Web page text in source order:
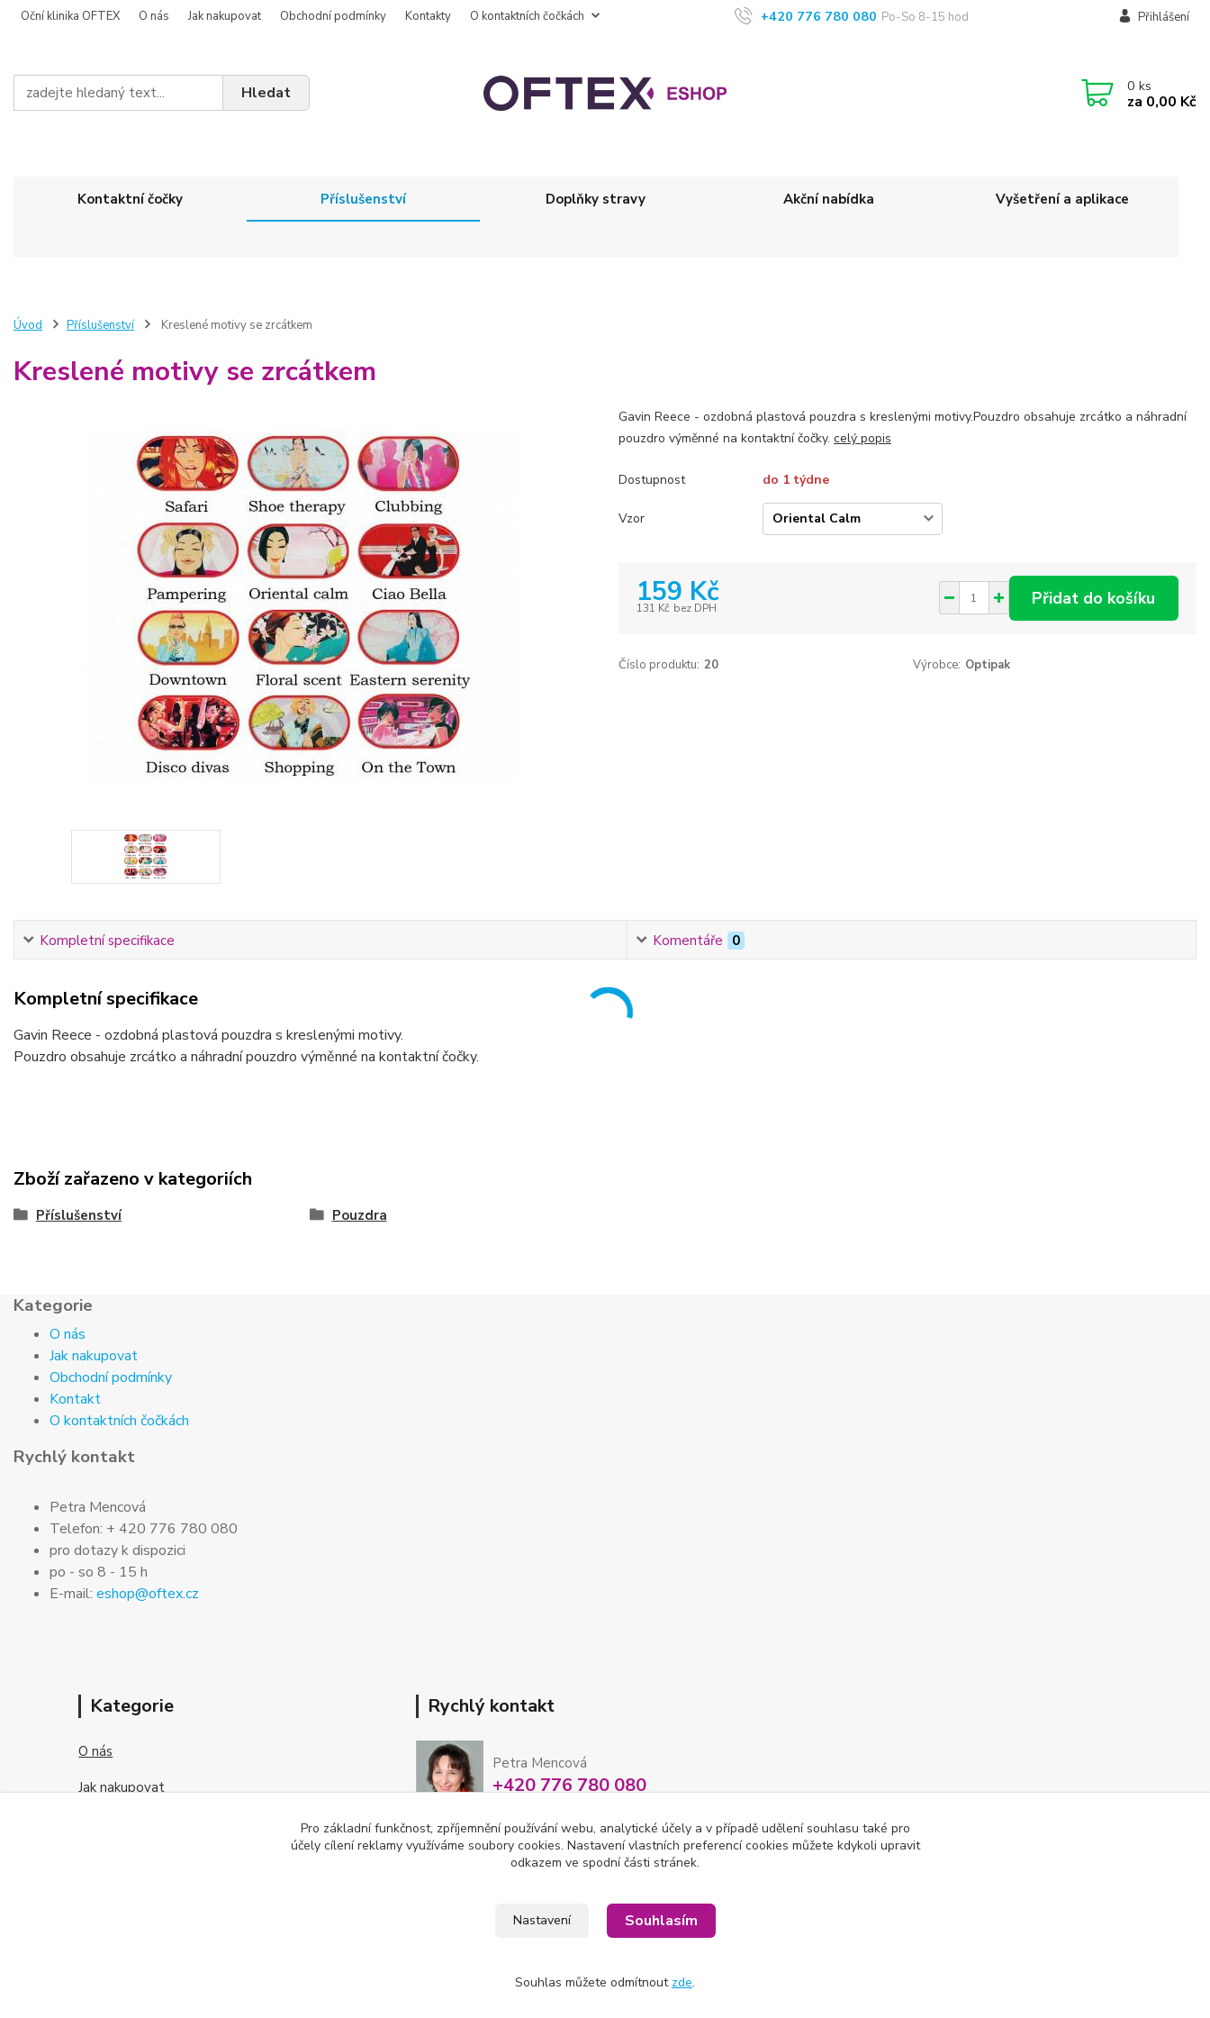
Oční klinika OFTEX O nás Jak nakupovat Obchodní podmínky Kontakty O kontaktních čočkách Přihlášení
Hledat
+420 776 780 080 Po-So 8-15 hod
0 ks
za 0,00 Kč
Kontaktní čočky Příslušenství Doplňky stravy Akční nabídka Vyšetření a aplikace
Úvod Příslušenství Kreslené motivy se zrcátkem
Kreslené motivy se zrcátkem
Gavin Reece - ozdobná plastová pouzdra s kreslenými motivy.Pouzdro obsahuje zrcátko a náhradní
pouzdro výměnné na kontaktní čočky. celý popis
Dostupnost do 1 týdne
Vzor
159 Kč
131 Kč bez DPH Přidat do košíku
Číslo produktu: 20 Výrobce: Optipak
Kompletní specifikace Komentáře 0
Kompletní specifikace
Gavin Reece - ozdobná plastová pouzdra s kreslenými motivy.
Pouzdro obsahuje zrcátko a náhradní pouzdro výměnné na kontaktní čočky.
Zboží zařazeno v kategoriích
Příslušenství Pouzdra
Kategorie
O nás
Jak nakupovat
Obchodní podmínky
Kontakt
O kontaktních čočkách
Rychlý kontakt
Petra Mencová
Telefon: + 420 776 780 080
pro dotazy k dispozici
po - so 8 - 15 h
E-mail: eshop@oftex.cz
Kategorie
O nás
Jak nakupovat
Rychlý kontakt
Petra Mencová
+420 776 780 080
eshop@oftex.cz
Pro základní funkčnost, zpříjemnění používání webu, analytické účely a v případě udělení souhlasu také pro
účely cílení reklamy využíváme soubory cookies. Nastavení vlastních preferencí cookies můžete kdykoli upravit
odkazem ve spodní části stránek.
Nastavení Souhlasím
Souhlas můžete odmítnout zde.